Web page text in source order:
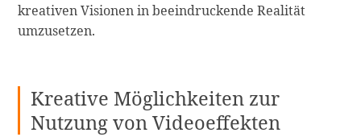
kreativen Visionen in beeindruckende Realität
umzusetzen.
Kreative Möglichkeiten zur
Nutzung von Videoeffekten